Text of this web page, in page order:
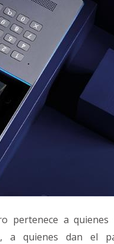
pertenece a quienes
a quienes dan el